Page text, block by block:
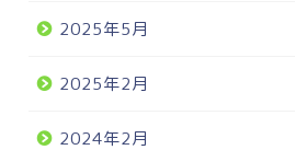
2025年5月
2025年2月
2024年2月